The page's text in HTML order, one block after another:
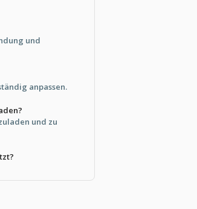
und
anpassen.
und zu